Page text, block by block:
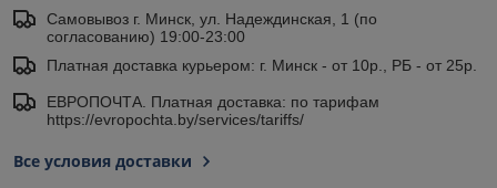
Самовывоз г. Минск, ул. Надеждинская, 1 (по
согласованию) 19:00-23:00
Платная доставка курьером: г. Минск - от 10р., РБ - от 25р.
ЕВРОПОЧТА. Платная доставка: по тарифам
https://evropochta.by/services/tariffs/
Все условия доставки